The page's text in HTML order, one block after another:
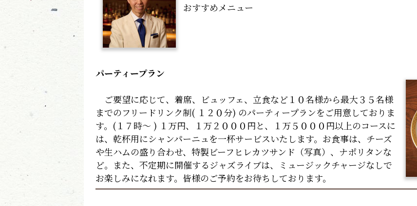
おすすめメニュー
パーティープラン
ご要望に応じて、着席、ビュッフェ、立食など１０名様から最大３５名様
までのフリードリンク制( １２０分) のパーティープランをご用意しておりま
す。(１７時～ ) １万円、１万２０００円と、１万５０００円以上のコースに
は、乾杯用にシャンパーニュを一杯サービスいたします。お食事は、チーズ
や生ハムの盛り合わせ、特製ビーフヒレカツサンド（写真）、ナポリタンな
ど。また、不定期に開催するジャズライブは、ミュージックチャージなしで
お楽しみになれます。皆様のご予約をお待ちしております。